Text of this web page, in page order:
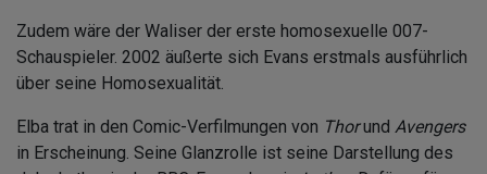
Zudem wäre der Waliser der erste homosexuelle 007-
Schauspieler. 2002 äußerte sich Evans erstmals ausführlich
über seine Homosexualität.
Elba trat in den Comic-Verfilmungen von Thorund Avengers
in Erscheinung. Seine Glanzrolle ist seine Darstellung des